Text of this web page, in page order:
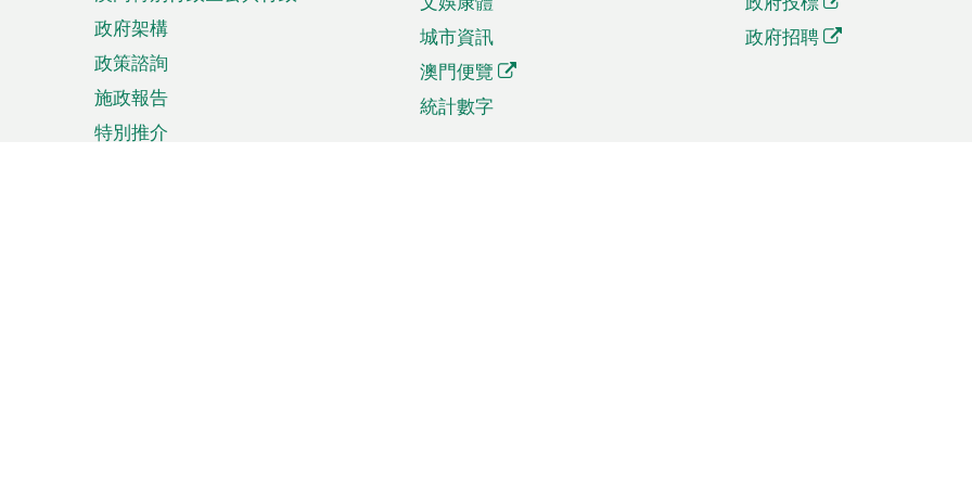
政府架構
政策諮詢
施政報告
特別推介
城市資訊
澳門便覽
統計數字
政府招聘